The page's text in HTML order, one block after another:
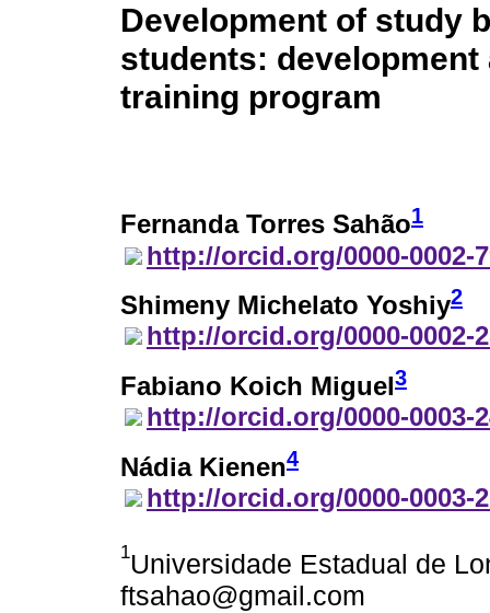
Development of study
students:
training program
Fernanda Torres Sahão1
http://orcid.org/0000-0002-
Shimeny Michelato Yoshiy2
http://orcid.org/0000-0002-
Fabiano Koich Miguel3
http://orcid.org/0000-0003-
Nádia Kienen4
http://orcid.org/0000-0003-
1Universidade Estadual de
ftsahao@gmail.com